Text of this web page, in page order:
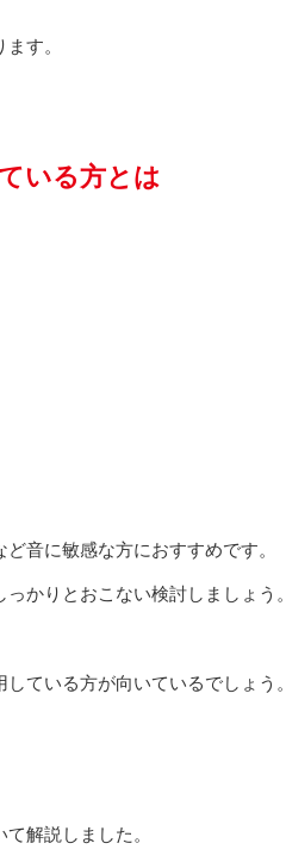
す。
いる方とは
音に敏感な方におすすめです。
かりとおこない検討しましょう。
ている方が向いているでしょう。
解説しました。